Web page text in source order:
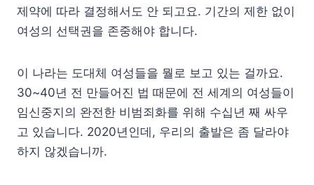
제약에 따라 결정해서도 안 되고요. 기간의 제한 없이
여성의 선택권을 존중해야 합니다.
이 나라는 도대체 여성들을 뭘로 보고 있는 걸까요.
30~40년 전 만들어진 법 때문에 전 세계의 여성들이
임신중지의 완전한 비범죄화를 위해 수십년 째 싸우
고 있습니다. 2020년인데, 우리의 출발은 좀 달라야
하지 않겠습니까.